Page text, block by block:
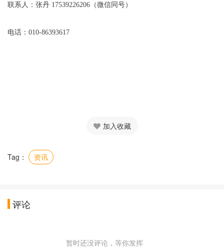
联系人： 张丹 17539226206（微信同号）
电话： 010-86393617
加入收藏
Tag： 资讯
评论
暂时还没评论，等你发挥